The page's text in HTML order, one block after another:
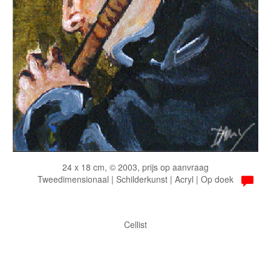
24 x 18 cm, © 2003, prijs op aanvraag
Tweedimensionaal | Schilderkunst | Acryl | Op doek
Cellist